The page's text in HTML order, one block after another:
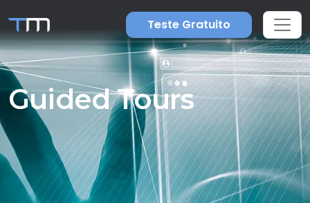
Teste Gratuito
Guided Tours